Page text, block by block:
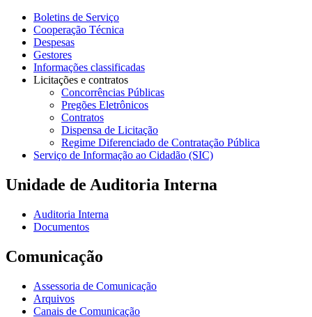
Boletins de Serviço
Cooperação Técnica
Despesas
Gestores
Informações classificadas
Licitações e contratos
Concorrências Públicas
Pregões Eletrônicos
Contratos
Dispensa de Licitação
Regime Diferenciado de Contratação Pública
Serviço de Informação ao Cidadão (SIC)
Unidade de Auditoria Interna
Auditoria Interna
Documentos
Comunicação
Assessoria de Comunicação
Arquivos
Canais de Comunicação